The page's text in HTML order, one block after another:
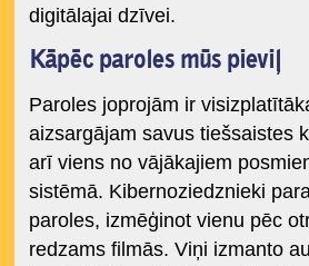
digitālajai dzīvei.
Kāpēc paroles mūs pieviļ
Paroles joprojām ir
aizsargājam savus tiešsaistes
arī viens no vājākajiem
sistēmā. Kibernoziedznieki
paroles, izmēģinot vienu pēc
redzams filmās. Viņi izmanto